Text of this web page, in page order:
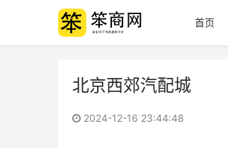
首页
北京西郊汽配城
2024-12-16 23:44:48